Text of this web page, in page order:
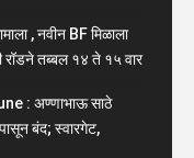
, नवीन BF मिळाला
रॉडने तब्बल १४ ते १५ वार
: अण्णाभाऊ साठे
बंद; स्वारगेट,